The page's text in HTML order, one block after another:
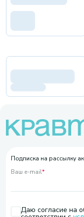
Подписка на рассылку
Ваш e-mail*
Даю согласие на